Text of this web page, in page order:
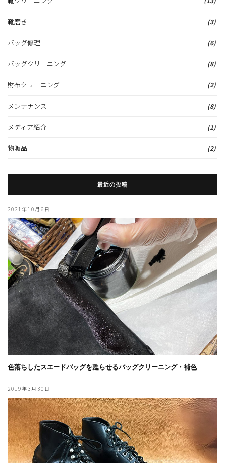
靴磨き (3)
バッグ修理 (6)
バッグクリーニング (8)
財布クリーニング (2)
メンテナンス (8)
メディア紹介 (1)
物販品 (2)
最近の投稿
2021年10月6日
色落ちしたスエードバッグを甦らせるバッグクリーニング・補色
2019年3月30日